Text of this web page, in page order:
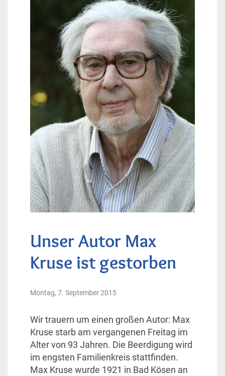
Unser Autor Max
Kruse ist gestorben
Montag, 7. September 2015
Wir trauern um einen großen Autor: Max
Kruse starb am vergangenen Freitag im
Alter von 93 Jahren. Die Beerdigung wird
im engsten Familienkreis stattfinden.
Max Kruse wurde 1921 in Bad Kösen an